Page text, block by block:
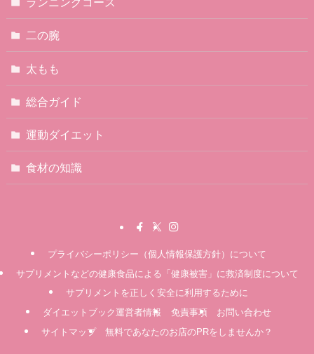
二の腕
太もも
総合ガイド
運動ダイエット
食材の知識
プライバシーポリシー（個人情報保護方針）について
サプリメントなどの健康食品による「健康被害」に救済制度について
サプリメントを正しく安全に利用するために
ダイエットブック運営者情報
免責事項
お問い合わせ
サイトマップ
無料であなたのお店のPRをしませんか？